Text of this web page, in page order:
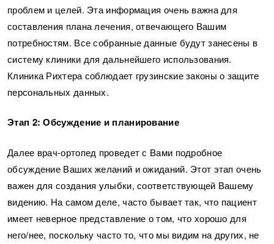
проблем и целей. Эта информация очень важна для
составления плана лечения, отвечающего Вашим
потребностям. Все собранные данные будут занесены в
систему клиники для дальнейшего использования.
Клиника Рихтера соблюдает грузинские законы о защите
персональных данных.
Этап 2: Обсуждение и планирование
Далее врач-ортопед проведет с Вами подробное
обсуждение Ваших желаний и ожиданий. Этот этап очень
важен для создания улыбки, соответствующей Вашему
видению. На самом деле, часто бывает так, что пациент
имеет неверное представление о том, что хорошо для
него/нее, поскольку часто то, что мы видим на других, не